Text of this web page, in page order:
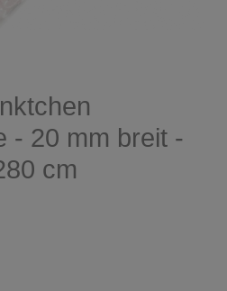
- 20 mm breit -
cm